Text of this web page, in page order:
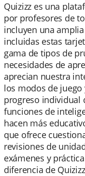
Quizizz es una
por profesores de
incluyen una
incluidas estas
gama de tipos de
necesidades de
aprecian nuestra
los modos de
progreso individual
funciones de
hacen más
que ofrece
revisiones de
exámenes y
diferencia de